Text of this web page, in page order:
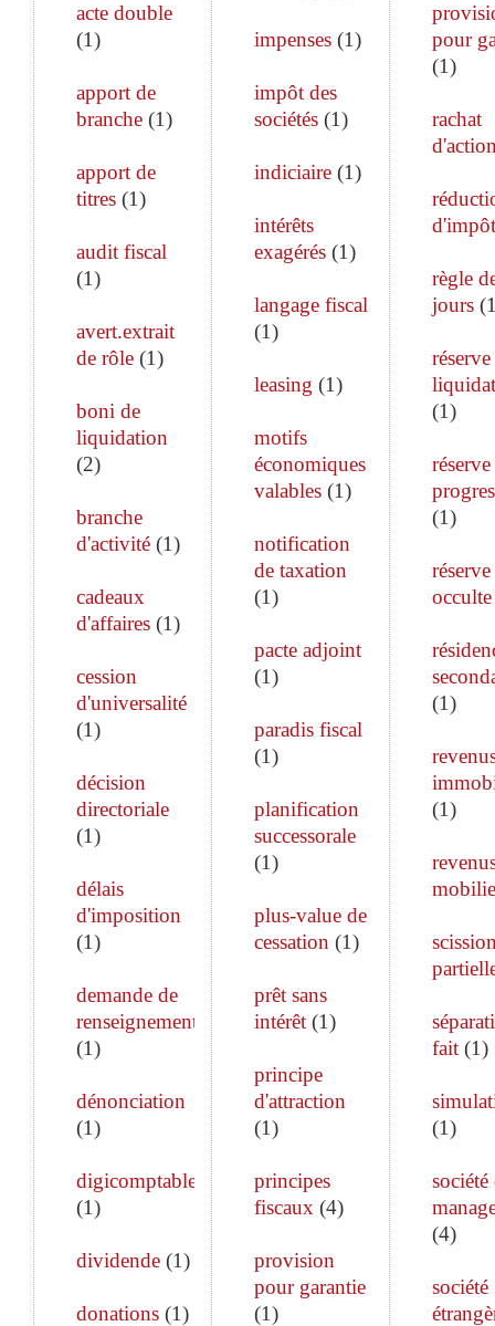
acte double
(1)
apport de
branche (1)
apport de
titres (1)
audit fiscal
(1)
avert.extrait
de rôle (1)
boni de
liquidation
(2)
branche
d'activité (1)
cadeaux
d'affaires (1)
cession
d'universalité
(1)
décision
directoriale
(1)
délais
d'imposition
(1)
demande de
renseignements
(1)
dénonciation
(1)
digicomptable
(1)
dividende (1)
donations (1)
impenses(1)
impôt des
sociétés(1)
indiciaire(1)
intérêts
exagérés(1)
langage fiscal
(1)
leasing (1)
motifs
économiques
valables(1)
notification
de taxation
(1)
pacte adjoint
(1)
paradis fiscal
(1)
planification
successorale
(1)
plus-value de
cessation (1)
prêt sans
intérêt(1)
principe
d'attraction
(1)
principes
fiscaux (4)
provision
pour garantie
(1)
pour
(1)
rachat
d'impôt
règle
jours(
(1)
(1)
réserve
occulte
(1)
(1)
fait(1)
(1)
société
(4)
société